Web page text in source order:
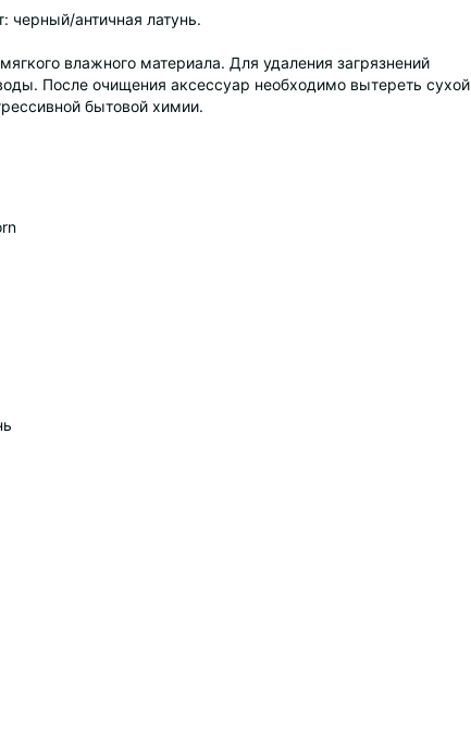
черный/античная латунь.
влажного материала. Для удаления загрязнений
После очищения аксессуар необходимо вытереть сухой
бытовой химии.